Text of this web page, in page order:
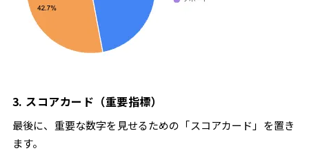
3. スコアカード（重要指標）
最後に、重要な数字を見せるための「スコアカード」を置き
ます。